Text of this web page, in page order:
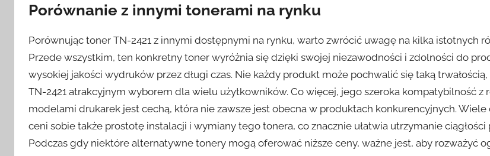
Porównanie z innymi tonerami na rynku
Porównując toner TN-2421 z innymi dostępnymi na rynku, warto zwrócić uwagę na kilka istotnych
Przede wszystkim, ten konkretny toner wyróżnia się dzięki swojej niezawodności i zdolności do
wysokiej jakości wydruków przez długi czas. Nie każdy produkt może pochwalić się taką trwałością,
TN-2421 atrakcyjnym wyborem dla wielu użytkowników. Co więcej, jego szeroka kompatybilność z
modelami drukarek jest cechą, która nie zawsze jest obecna w produktach konkurencyjnych. Wiele
ceni sobie także prostotę instalacji i wymiany tego tonera, co znacznie ułatwia utrzymanie ciągłości
Podczas gdy niektóre alternatywne tonery mogą oferować niższe ceny, ważne jest, aby rozważyć